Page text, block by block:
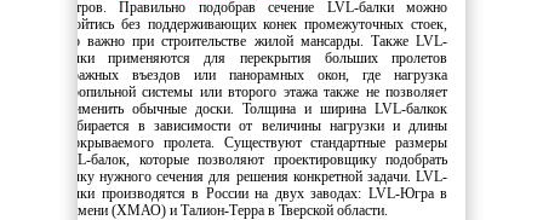
метров. Правильно подобрав сечение LVL-балки можно
обойтись без поддерживающих конек промежуточных стоек,
что важно при строительстве жилой мансарды. Также LVL-
балки применяются для перекрытия больших пролетов
гаражных въездов или панорамных окон, где нагрузка
стропильной системы или второго этажа также не позволяет
применить обычные доски. Толщина и ширина LVL-балкок
выбирается в зависимости от величины нагрузки и длины
перкрываемого пролета. Существуют стандартные размеры
LVL-балок, которые позволяют проектировщику подобрать
балку нужного сечения для решения конкретной задачи. LVL-
балки производятся в России на двух заводах: LVL-Югра в
Тюмени (ХМАО) и Талион-Терра в Тверской области.